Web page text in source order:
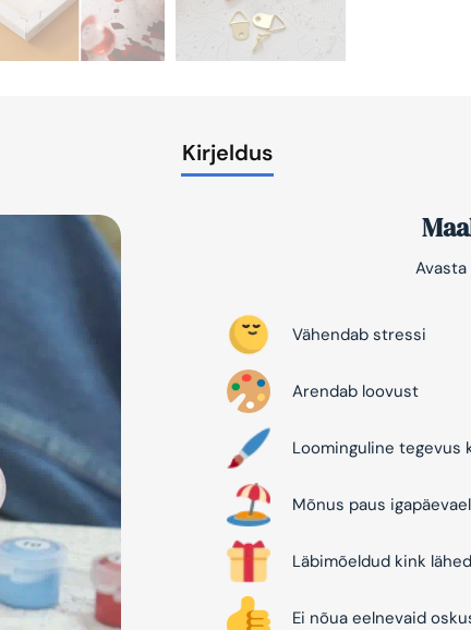
Kirjeldus
Vähendab stressi
Arendab loovust
Loominguline tegevus
Mõnus paus
Läbimõeldud kink
Ei nõua eelnevaid